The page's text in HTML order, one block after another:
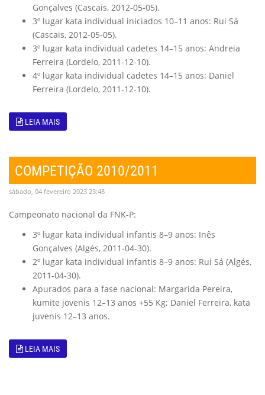
Gonçalves (Cascais, 2012-05-05).
3º lugar kata individual iniciados 10–11 anos: Rui Sá
(Cascais, 2012-05-05).
3º lugar kata individual cadetes 14–15 anos: Andreia
Ferreira (Lordelo, 2011-12-10).
4º lugar kata individual cadetes 14–15 anos: Daniel
Ferreira (Lordelo, 2011-12-10).
LEIA MAIS
COMPETIÇÃO 2010/2011
sábado, 04 fevereiro 2023 23:48
Campeonato nacional da FNK-P:
3º lugar kata individual infantis 8–9 anos: Inês
Gonçalves (Algés, 2011-04-30).
2º lugar kata individual infantis 8–9 anos: Rui Sá (Algés,
2011-04-30).
Apurados para a fase nacional: Margarida Pereira,
kumite jovenis 12–13 anos +55 Kg; Daniel Ferreira, kata
juvenis 12–13 anos.
LEIA MAIS